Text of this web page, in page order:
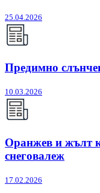
25.04.2026
Предимно
10.03.2026
Оранжев и жълт
снеговалеж
17.02.2026